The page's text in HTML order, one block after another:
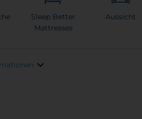
Sleep Better
Mattresses
Aussicht